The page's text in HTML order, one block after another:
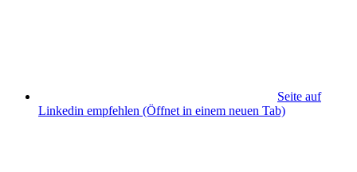
Seite auf
Linkedin empfehlen (Öffnet in einem neuen Tab)